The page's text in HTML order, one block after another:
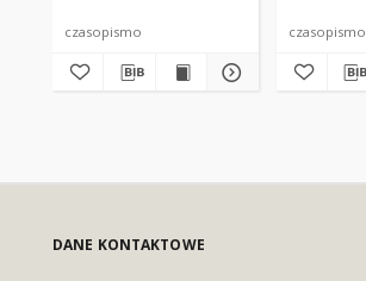
czasopismo czasopismo
DANE KONTAKTOWE